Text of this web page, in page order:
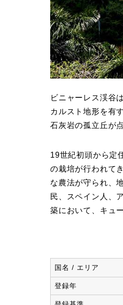
ビニャーレス渓谷
カルスト地形を有
石灰岩の孤立丘が
19世紀初頭から定
の栽培が行われて
な農法が守られ、
民、スペイン人、
築において、キュ
国名 / エリア
登録年